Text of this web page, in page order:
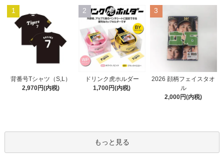
1
背番号Tシャツ（S,L）
2,970円(内税)
2
ドリンク虎ホルダー
1,700円(内税)
3
2026 顔柄フェイスタオ
ル
2,000円(内税)
もっと見る